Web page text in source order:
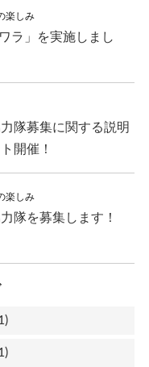
楽しみ
ラ」を実施しまし
隊募集に関する説明
開催！
楽しみ
隊を募集します！